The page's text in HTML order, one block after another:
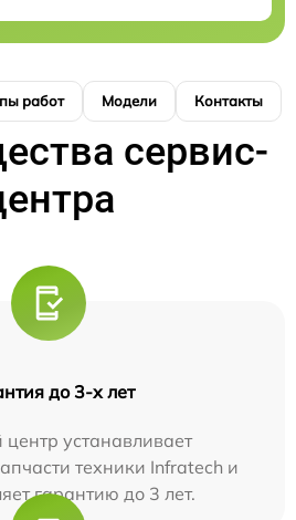
работ Модели Контакты
сервис-
до 3-х лет
устанавливает
техники Infratech и
гарантию до 3 лет.